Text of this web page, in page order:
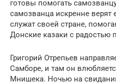
готовы помогать
самозванца искренне верят
служат своей стране,
Донские казаки с радостью
Григорий Отрепьев
Самборе, и там он
Мнишека. Ночью на